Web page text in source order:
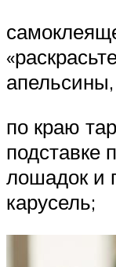
по краю
подставке
лошадок и
карусель;